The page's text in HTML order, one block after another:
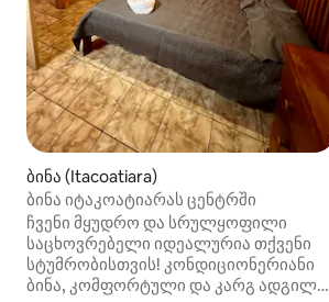
ბინა (Itacoatiara)
ბინა იტაკოატიარას ცენტრში
ჩვენი მყუდრო და სრულყოფილი
საცხოვრებელი იდეალურია თქვენი
სტუმრობისთვის! კონდიციონერიანი
ბინა, კომფორტული და კარგ ადგილას